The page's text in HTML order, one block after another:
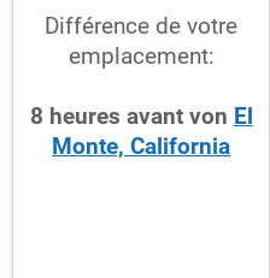
Différence de votre
emplacement:
8 heures avant von El
Monte, California